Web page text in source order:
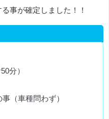
事が確定しました！！
分）
（車種問わず）